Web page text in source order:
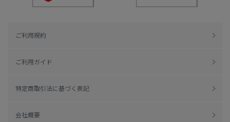
ご利用規約
ご利用ガイド
特定商取引法に基づく表記
会社概要